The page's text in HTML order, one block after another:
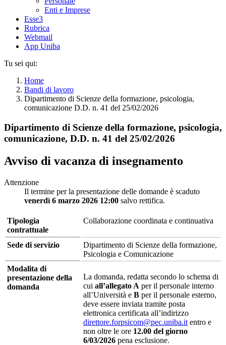
Enti e Imprese
Esse3
Rubrica
Webmail
App Uniba
Tu sei qui:
Home
Bandi di lavoro
Dipartimento di Scienze della formazione, psicologia,
comunicazione D.D. n. 41 del 25/02/2026
Dipartimento di Scienze della formazione, psicologia,
comunicazione, D.D. n. 41 del 25/02/2026
Avviso di vacanza di insegnamento
Attenzione
Il termine per la presentazione delle domande è scaduto
venerdì 6 marzo 2026 12:00 salvo rettifica.
Tipologia
contrattuale
Collaborazione coordinata e continuativa
Sede di servizio
Dipartimento di Scienze della formazione,
Psicologia e Comunicazione
Modalita di
presentazione della
domanda
La domanda, redatta secondo lo schema di
cui all’allegato A per il personale interno
all’Università e B per il personale esterno,
deve essere inviata tramite posta
elettronica certificata all’indirizzo
direttore.forpsicom@pec.uniba.it entro e
non oltre le ore 12.00 del giorno
6/03/2026 pena esclusione.